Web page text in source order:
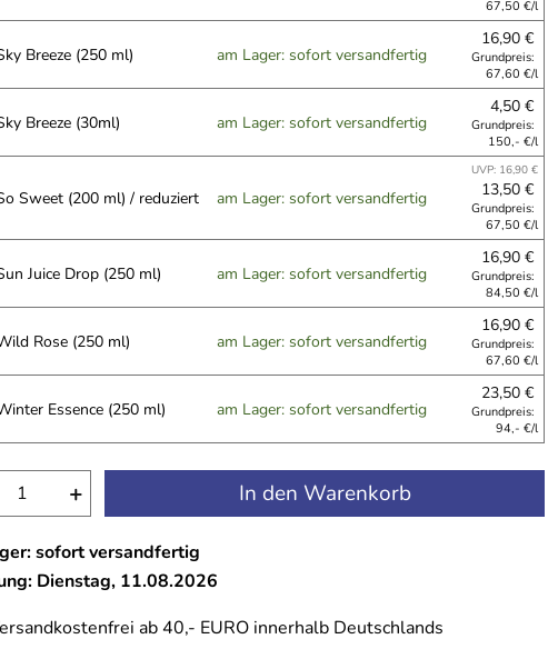
67,50 €/l
Breeze (250 ml) am Lager: sofort versandfertig
16,90 €
Grundpreis:
67,60 €/l
Breeze (30ml) am Lager: sofort versandfertig
4,50 €
Grundpreis:
150,- €/l
Sweet (200 ml) / reduziert am Lager: sofort versandfertig
UVP: 16,90 €
13,50 €
Grundpreis:
67,50 €/l
Juice Drop (250 ml) am Lager: sofort versandfertig
16,90 €
Grundpreis:
84,50 €/l
Rose (250 ml) am Lager: sofort versandfertig
16,90 €
Grundpreis:
67,60 €/l
Essence (250 ml) am Lager: sofort versandfertig
23,50 €
Grundpreis:
94,- €/l
+ In den Warenkorb
sofort versandfertig
Dienstag, 11.08.2026
ab 40,- EURO innerhalb Deutschlands